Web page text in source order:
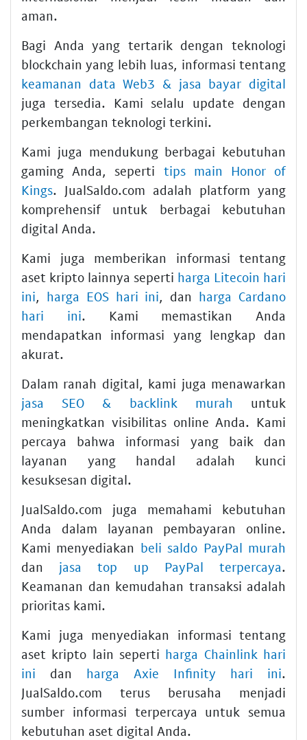
aman.
Bagi Anda yang tertarik dengan teknologi
blockchain yang lebih luas, informasi tentang
keamanan data Web3 & jasa bayar digital
juga tersedia. Kami selalu update dengan
perkembangan teknologi terkini.
Kami juga mendukung berbagai kebutuhan
gaming Anda, seperti tips main Honor of
Kings. JualSaldo.com adalah platform yang
komprehensif untuk berbagai kebutuhan
digital Anda.
Kami juga memberikan informasi tentang
aset kripto lainnya seperti harga Litecoin hari
ini, harga EOS hari ini, dan harga Cardano
hari ini. Kami memastikan Anda
mendapatkan informasi yang lengkap dan
akurat.
Dalam ranah digital, kami juga menawarkan
jasa SEO & backlink murah untuk
meningkatkan visibilitas online Anda. Kami
percaya bahwa informasi yang baik dan
layanan yang handal adalah kunci
kesuksesan digital.
JualSaldo.com juga memahami kebutuhan
Anda dalam layanan pembayaran online.
Kami menyediakan beli saldo PayPal murah
dan jasa top up PayPal terpercaya.
Keamanan dan kemudahan transaksi adalah
prioritas kami.
Kami juga menyediakan informasi tentang
aset kripto lain seperti harga Chainlink hari
ini dan harga Axie Infinity hari ini.
JualSaldo.com terus berusaha menjadi
sumber informasi terpercaya untuk semua
kebutuhan aset digital Anda.